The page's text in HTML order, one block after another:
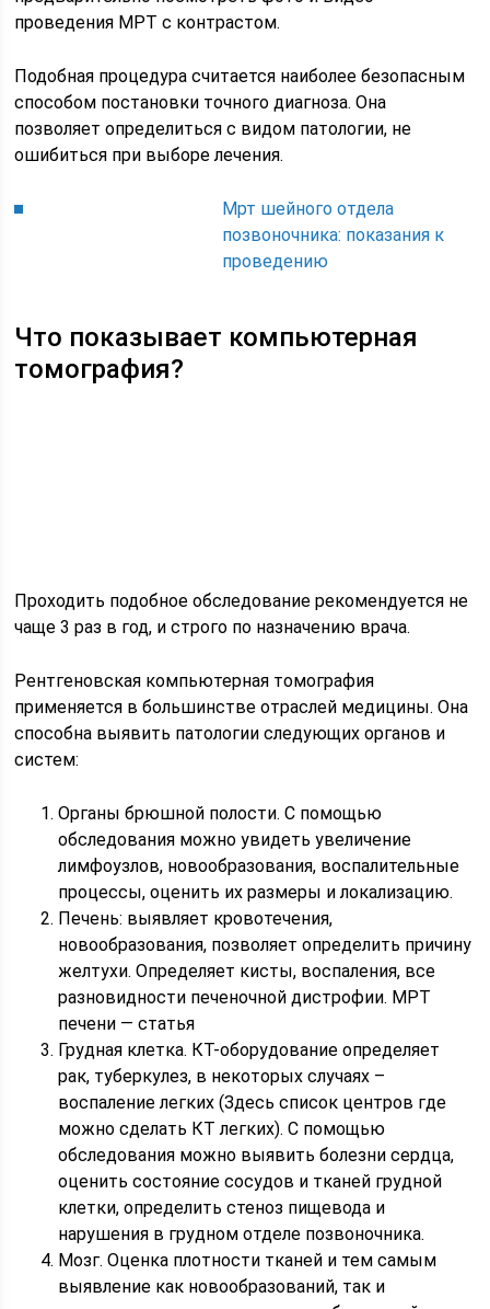
проведения МРТ с контрастом.
Подобная процедура считается наиболее безопасным
способом постановки точного диагноза. Она
позволяет определиться с видом патологии, не
ошибиться при выборе лечения.
Мрт шейного отдела
позвоночника: показания к
проведению
Что показывает компьютерная
томография?
Проходить подобное обследование рекомендуется не
чаще 3 раз в год, и строго по назначению врача.
Рентгеновская компьютерная томография
применяется в большинстве отраслей медицины. Она
способна выявить патологии следующих органов и
систем:
Органы брюшной полости. С помощью
обследования можно увидеть увеличение
лимфоузлов, новообразования, воспалительные
процессы, оценить их размеры и локализацию.
Печень: выявляет кровотечения,
новообразования, позволяет определить причину
желтухи. Определяет кисты, воспаления, все
разновидности печеночной дистрофии. МРТ
печени — статья
Грудная клетка. КТ-оборудование определяет
рак, туберкулез, в некоторых случаях –
воспаление легких (Здесь список центров где
можно сделать КТ легких). С помощью
обследования можно выявить болезни сердца,
оценить состояние сосудов и тканей грудной
клетки, определить стеноз пищевода и
нарушения в грудном отделе позвоночника.
Мозг. Оценка плотности тканей и тем самым
выявление как новообразований, так и